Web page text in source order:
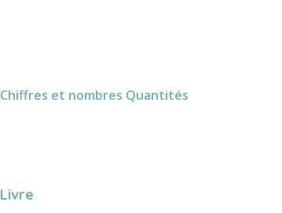
Chiffres et nombres Quantités
Livre